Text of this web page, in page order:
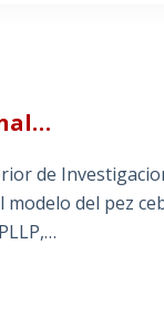
de
del pez